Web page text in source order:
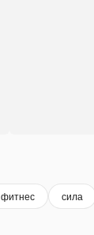
фитнес сила